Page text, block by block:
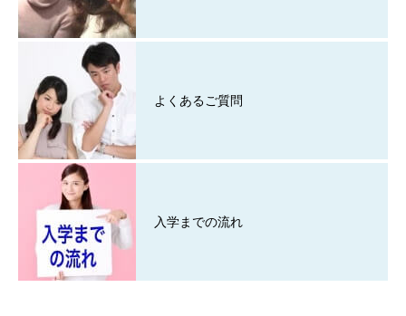
よくあるご質問
入学までの流れ